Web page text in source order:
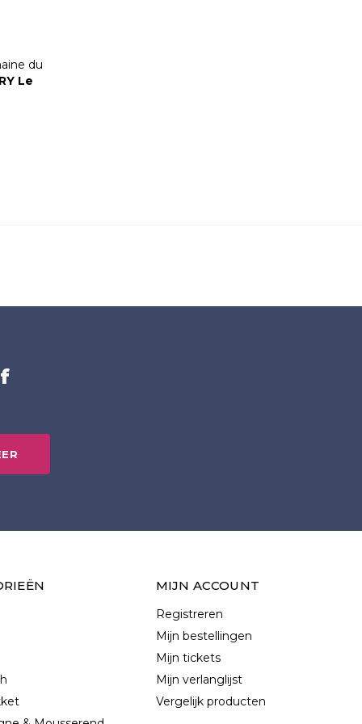
du
Le
MIJN ACCOUNT
Registreren
Mijn bestellingen
Mijn tickets
Mijn verlanglijst
Vergelijk producten